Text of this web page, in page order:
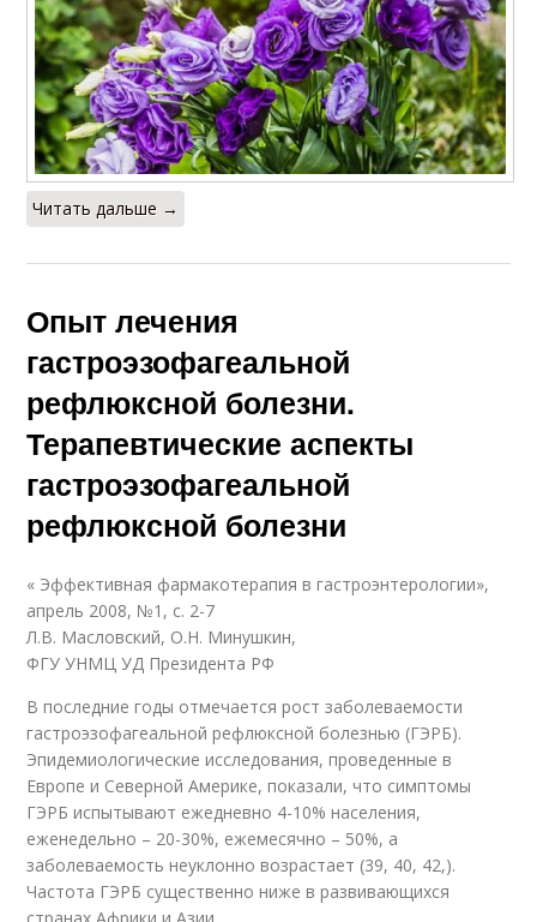
Читать дальше →
Опыт лечения
гастроэзофагеальной
рефлюксной болезни.
Терапевтические аспекты
гастроэзофагеальной
рефлюксной болезни
« Эффективная фармакотерапия в гастроэнтерологии»,
апрель 2008, №1, с. 2-7
Л.В. Масловский, О.Н. Минушкин,
ФГУ УНМЦ УД Президента РФ
В последние годы отмечается рост заболеваемости
гастроэзофагеальной рефлюксной болезнью (ГЭРБ).
Эпидемиологические исследования, проведенные в
Европе и Северной Америке, показали, что симптомы
ГЭРБ испытывают ежедневно 4-10% населения,
еженедельно – 20-30%, ежемесячно – 50%, а
заболеваемость неуклонно возрастает (39, 40, 42,).
Частота ГЭРБ существенно ниже в развивающихся